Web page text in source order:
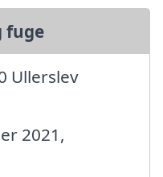
fuge
Ullerslev
2021,